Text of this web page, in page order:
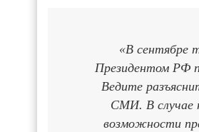
«В сентябре
Президентом РФ
Ведите
СМИ. В случае
возможности